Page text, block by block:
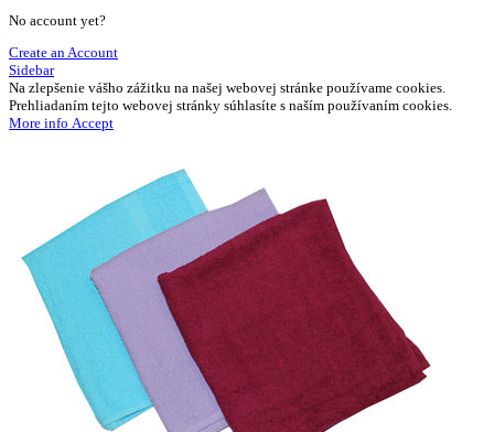
No account yet?
Create an Account
Sidebar
Na zlepšenie vášho zážitku na našej webovej stránke používame cookies.
Prehliadaním tejto webovej stránky súhlasíte s naším používaním cookies.
More info More
Accept